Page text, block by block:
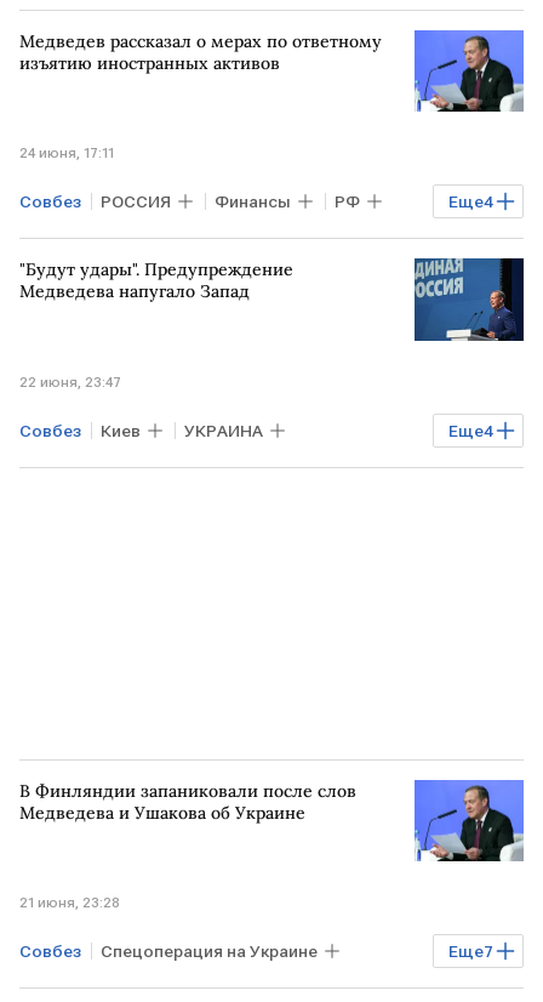
Общество МОСКВА РФ
Дмитрий Медведев Владимир Путин
Медведев рассказал о мерах по ответному
изъятию иностранных активов
24 июня, 17:11
Еще4
Совбез РОССИЯ Финансы РФ
САНКТ-ПЕТЕРБУРГ
Дмитрий Медведев Единая Россия
"Будут удары". Предупреждение
Медведева напугало Запад
22 июня, 23:47
Еще4
Совбез Киев УКРАИНА
Дмитрий Медведев Юрий Ушаков
В Финляндии запаниковали после слов
Медведева и Ушакова об Украине
21 июня, 23:28
Еще7
Совбез Спецоперация на Украине
УКРАИНА РОССИЯ МОСКВА